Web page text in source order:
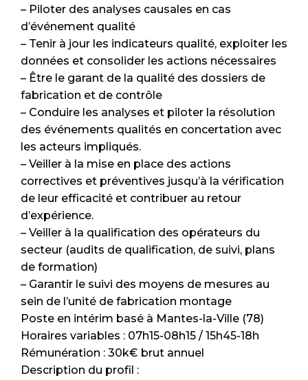
– Piloter des analyses causales en cas
d’événement qualité
– Tenir à jour les indicateurs qualité, exploiter les
données et consolider les actions nécessaires
– Être le garant de la qualité des dossiers de
fabrication et de contrôle
– Conduire les analyses et piloter la résolution
des événements qualités en concertation avec
les acteurs impliqués.
– Veiller à la mise en place des actions
correctives et préventives jusqu’à la vérification
de leur efficacité et contribuer au retour
d’expérience.
– Veiller à la qualification des opérateurs du
secteur (audits de qualification, de suivi, plans
de formation)
– Garantir le suivi des moyens de mesures au
sein de l’unité de fabrication montage
Poste en intérim basé à Mantes-la-Ville (78)
Horaires variables : 07h15-08h15 / 15h45-18h
Rémunération : 30k€ brut annuel
Description du profil :